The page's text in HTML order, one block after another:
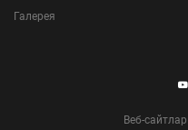
Галерея
Веб-